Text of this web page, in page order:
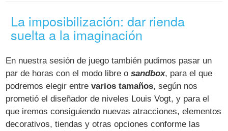
La imposibilización: dar rienda
suelta a la imaginación
En nuestra sesión de juego también pudimos pasar un
par de horas con el modo libre osandbox, para el que
podremos elegir entrevarios tamaños, según nos
prometió el diseñador de niveles Louis Vogt, y para el
que iremos consiguiendo nuevas atracciones, elementos
decorativos, tiendas y otras opciones conforme las